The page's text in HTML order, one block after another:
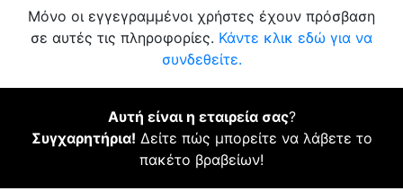
Μόνο οι εγγεγραμμένοι χρήστες έχουν πρόσβαση
σε αυτές τις πληροφορίες. Κάντε κλικ εδώ για να
συνδεθείτε.
Αυτή είναι η εταιρεία σας?
Συγχαρητήρια! Δείτε πώς μπορείτε να λάβετε το
πακέτο βραβείων!